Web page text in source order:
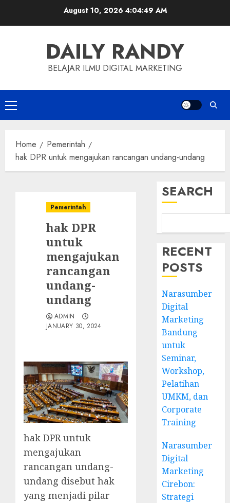
August 10, 2026 4:04:50 AM
DAILY RANDY
BELAJAR ILMU DIGITAL MARKETING
Primary
Menu
Home
Pemerintah
hak DPR untuk mengajukan rancangan undang-undang
Pemerintah
hak DPR
untuk
mengajukan
rancangan
undang-
undang
ADMIN
JANUARY 30, 2024
hak DPR untuk
mengajukan
rancangan undang-
undang disebut hak
yang menjadi pilar
SEARCH
RECENT
POSTS
Narasumber
Digital
Marketing
Bandung
untuk
Seminar,
Workshop,
Pelatihan
UMKM, dan
Corporate
Training
Narasumber
Digital
Marketing
Cirebon:
Strategi